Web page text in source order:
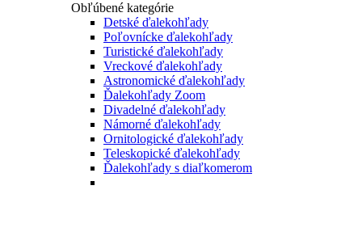
Obľúbené kategórie
Detské ďalekohľady
Poľovnícke ďalekohľady
Turistické ďalekohľady
Vreckové ďalekohľady
Astronomické ďalekohľady
Ďalekohľady Zoom
Divadelné ďalekohľady
Námorné ďalekohľady
Ornitologické ďalekohľady
Teleskopické ďalekohľady
Ďalekohľady s diaľkomerom